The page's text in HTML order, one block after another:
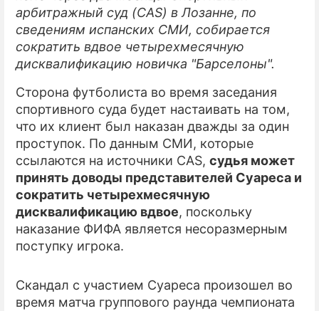
СТИЛЬ ЖИЗНИ
СЕРИАЛЫ
ИГРЫ
ПРЕСС-РЕЛИЗЫ
О ПРОЕКТЕ
арбитражный суд (CAS) в Лозанне, по
сведениям испанских СМИ, собирается
сократить вдвое четырехмесячную
дисквалификацию новичка "Барселоны".
Сторона футболиста во время заседания
спортивного суда будет настаивать на том,
что их клиент был наказан дважды за один
проступок. По данным СМИ, которые
ссылаются на источники CAS, судья может
принять доводы представителей Суареса и
сократить четырехмесячную
дисквалификацию вдвое, поскольку
наказание ФИФА является несоразмерным
поступку игрока.
Скандал с участием Суареса произошел во
время матча группового раунда чемпионата